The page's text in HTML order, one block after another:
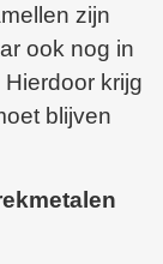
zijn
ook nog in
krijg
blijven